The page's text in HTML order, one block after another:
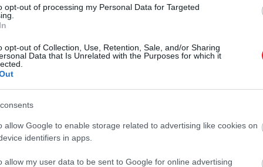
opt-out of processing my Personal Data for Targeted
opt-out of Collection, Use, Retention, Sale, and/or Sharing
Data that Is Unrelated with the Purposes for which it
allow Google to enable storage related to advertising like cookies on
identifiers in apps.
allow my user data to be sent to Google for online advertising
közlekedik Magyarországon, néhány
adatai szerint a Polski Fiat, a Maruti
egykor népszerű
HAMU ÉS GYÉMÁNT